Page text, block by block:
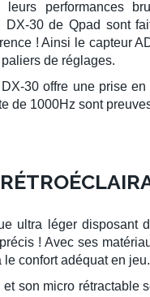
leurs performances
DX-30deQpad sont
! Ainsi le capteur
de réglages.
DX-30 offre une prise en
de 1000Hz sont
ultra légerdisposant
! Avec ses
confort adéquat en jeu.
et son micro rétractable